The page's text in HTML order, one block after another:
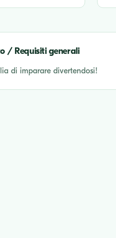
/ Requisiti generali
di imparare divertendosi!